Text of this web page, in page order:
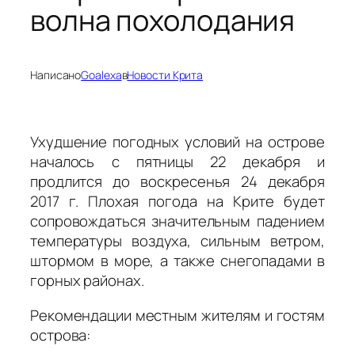
волна похолодания
НаписаноGoalexaвНовости Крита
Ухудшение погодных условий на острове
началось с пятницы 22 декабря и
продлится до воскресенья 24 декабря
2017 г. Плохая погода на Крите будет
сопровождаться значительным падением
температуры воздуха, сильным ветром,
штормом в море, а также снегопадами в
горных районах.
Рекомендации местным жителям и гостям
острова: